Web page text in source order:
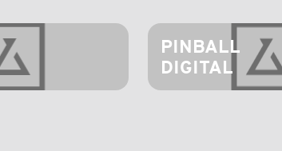
PINBALL
DIGITAL